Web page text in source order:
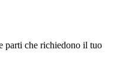
parti che richiedono il tuo